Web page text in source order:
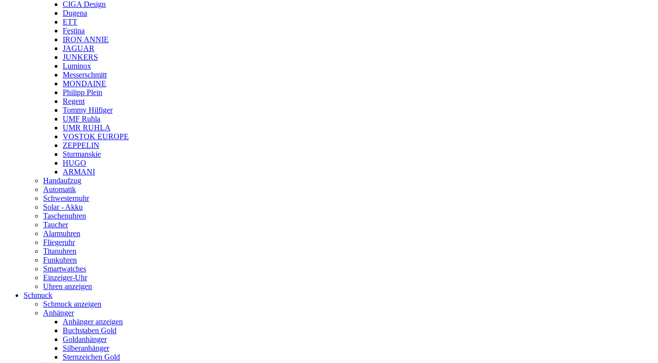
CIGA Design
Dugena
ETT
Festina
IRON ANNIE
JAGUAR
JUNKERS
Luminox
Messerschmitt
MONDAINE
Philipp Plein
Regent
Tommy Hilfiger
UMF Ruhla
UMR RUHLA
VOSTOK EUROPE
ZEPPELIN
Sturmanskie
HUGO
ARMANI
Handaufzug
Automatik
Schwesternuhr
Solar - Akku
Taschenuhren
Taucher
Alarmuhren
Fliegeruhr
Titanuhren
Funkuhren
Smartwatches
Einzeiger-Uhr
Uhren anzeigen
Schmuck
Schmuck anzeigen
Anhänger
Anhänger anzeigen
Buchstaben Gold
Goldanhänger
Silberanhänger
Sternzeichen Gold